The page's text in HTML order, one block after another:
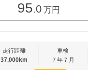
95.0 万円
走行距離
37,000km
車検
７年７月